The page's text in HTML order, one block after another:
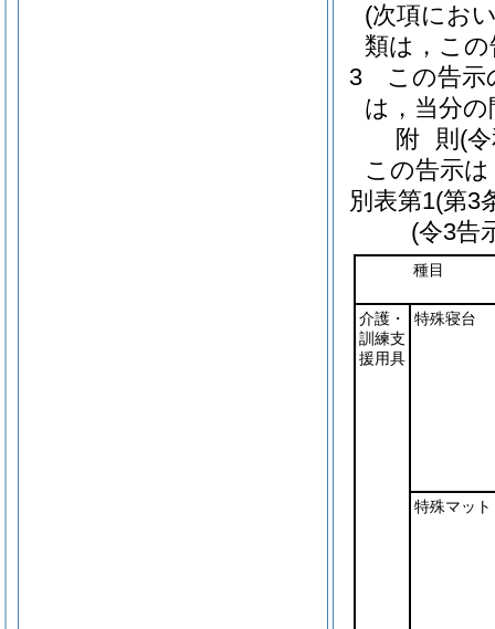
(次項にお
類は，こ
3
この告
は，当分
附 則 (
この告示
別表第1(第3
(令3告
種目
介護・
訓練支
援用具
特殊寝台
特殊マット